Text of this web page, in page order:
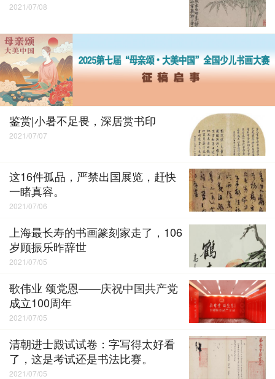
2021/07/08
鉴赏|小暑不足畏，深居赏书印
2021/07/07
这16件孤品，严禁出国展览，赶快
一睹真容。
2021/07/06
上海最长寿的书画篆刻家走了，106
岁顾振乐昨辞世
2021/07/05
歌伟业 颂党恩——庆祝中国共产党
成立100周年
2021/07/05
清朝进士殿试试卷：字写得太好看
了，这是考试还是书法比赛。
2021/07/05